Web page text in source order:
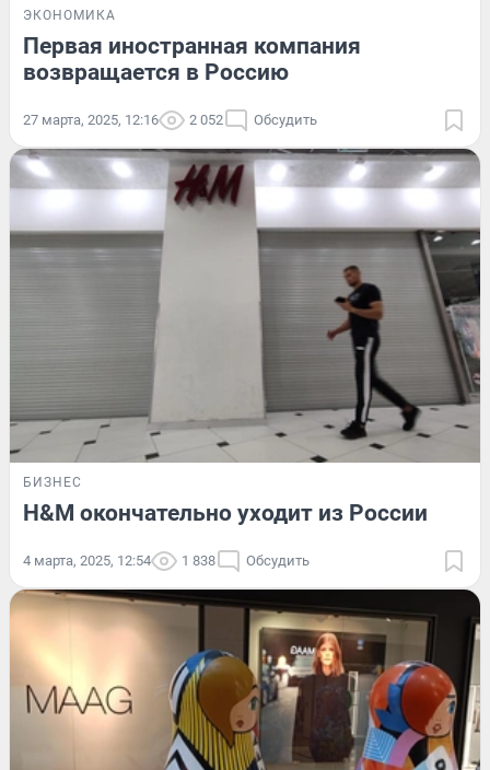
ЭКОНОМИКА
Первая иностранная компания
возвращается в Россию
27 марта, 2025, 12:16 2 052 Обсудить
БИЗНЕС
H&M окончательно уходит из России
4 марта, 2025, 12:54 1 838 Обсудить